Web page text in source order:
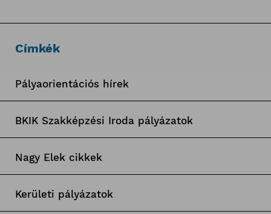
Címkék
Pályaorientációs hírek
BKIK Szakképzési Iroda pályázatok
Nagy Elek cikkek
Kerületi pályázatok